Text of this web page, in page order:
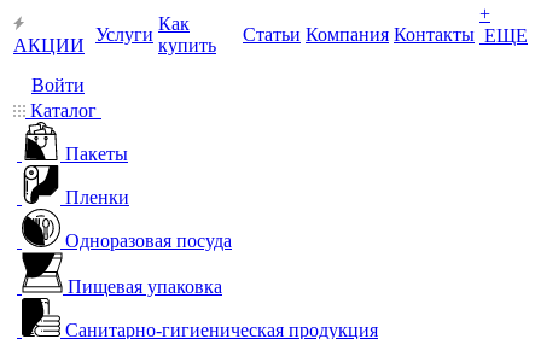
АКЦИИ
Услуги
Как
купить
Статьи Компания Контакты
+
ЕЩЕ
Войти
Каталог
Пакеты
Пленки
Одноразовая посуда
Пищевая упаковка
Санитарно-гигиеническая продукция